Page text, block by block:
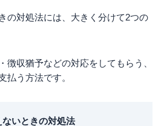
の対処法には、大きく分けて2つの
徴収猶予などの対応をしてもらう、
払う方法です。
いときの対処法